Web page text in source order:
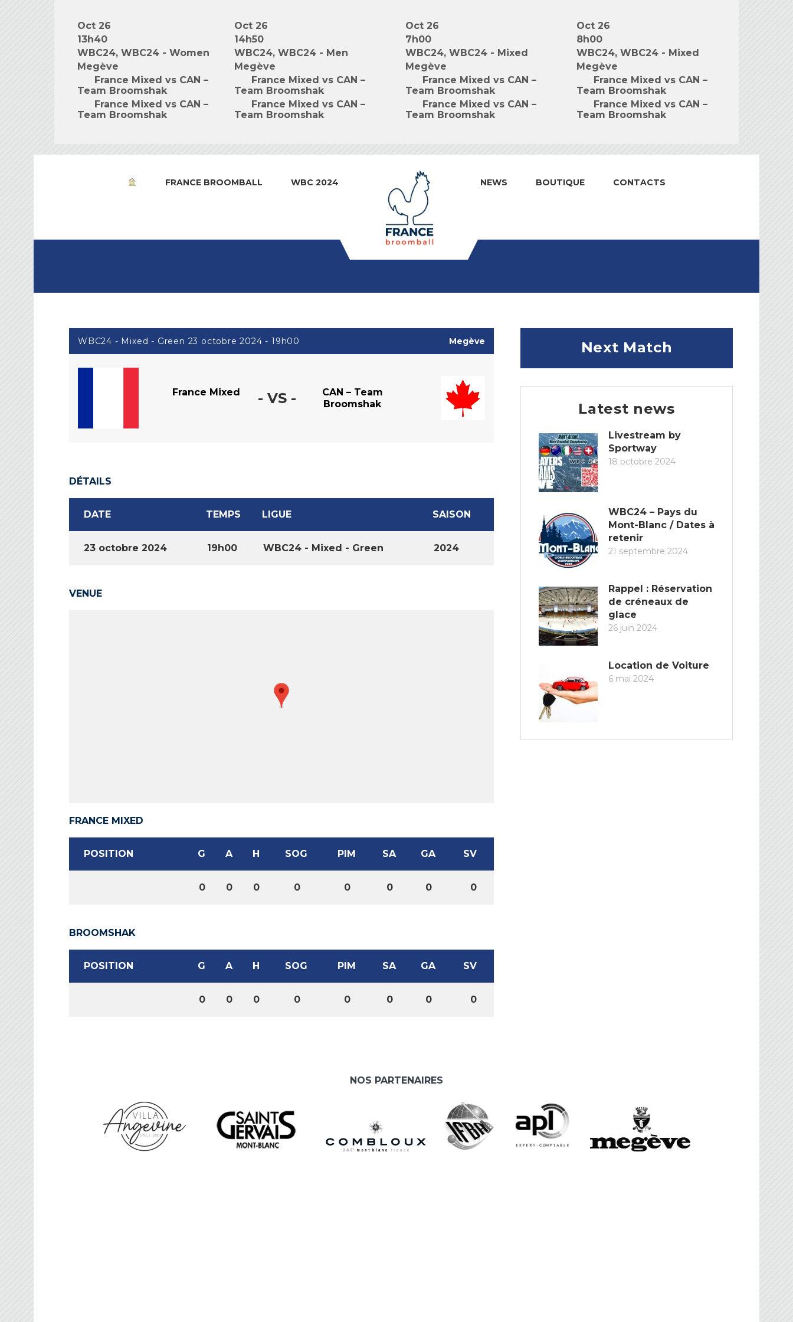
Oct 26
13h40
WBC24, WBC24 - Women
Megève
France Mixed vs CAN –
Team Broomshak
France Mixed vs CAN –
Team Broomshak
Oct 26
14h50
WBC24, WBC24 - Men
Megève
France Mixed vs CAN –
Team Broomshak
France Mixed vs CAN –
Team Broomshak
Oct 26
7h00
WBC24, WBC24 - Mixed
Megève
France Mixed vs CAN –
Team Broomshak
France Mixed vs CAN –
Team Broomshak
Oct 26
8h00
WBC24, WBC24 - Mixed
Megève
France Mixed vs CAN –
Team Broomshak
France Mixed vs CAN –
Team Broomshak
FRANCE BROOMBALL WBC 2024 NEWS BOUTIQUE CONTACTS
WBC24 - Mixed - Green 23 octobre 2024 - 19h00 Megève
France Mixed - VS -
CAN – Team
Broomshak
DÉTAILS
DATE TEMPS LIGUE SAISON
23 octobre 2024 19h00 WBC24 - Mixed - Green 2024
VENUE
FRANCE MIXED
POSITION G A H SOG PIM SA GA SV
0 0 0 0 0 0 0 0
BROOMSHAK
POSITION G A H SOG PIM SA GA SV
0 0 0 0 0 0 0 0
Next Match
Latest news
Livestream by
Sportway
18 octobre 2024
WBC24 – Pays du
Mont-Blanc / Dates à
retenir
21 septembre 2024
Rappel : Réservation
de créneaux de
glace
26 juin 2024
Location de Voiture
6 mai 2024
NOS PARTENAIRES